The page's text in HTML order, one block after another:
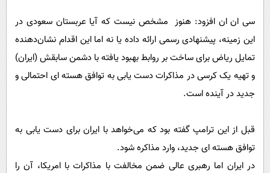
سی ان ان افزود: هنوز مشخص نیست که آیا عربستان سعودی در
این زمینه، پیشنهادی رسمی ارائه داده یا نه اما این اقدام نشان‌دهنده
تمایل ریاض برای ساخت بر روابط بهبود یافته با دشمن سابقش (ایران)
و تهیه یک کرسی در مذاکرات دست یابی به توافق هسته ای احتمالی و
جدید در آینده است.
قبل از این ترامپ گفته بود که می‌خواهد با ایران برای دست یابی به
توافق هسته ای جدید، وارد مذاکره شود.
در ایران اما رهبری عالی ضمن مخالفت با مذاکرات با امریکا، آن را